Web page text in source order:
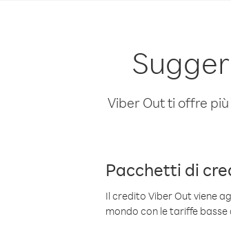
Viber Out ti offre
Pacchetti di
Il credito Viber Out viene
mondo con le tariffe basse